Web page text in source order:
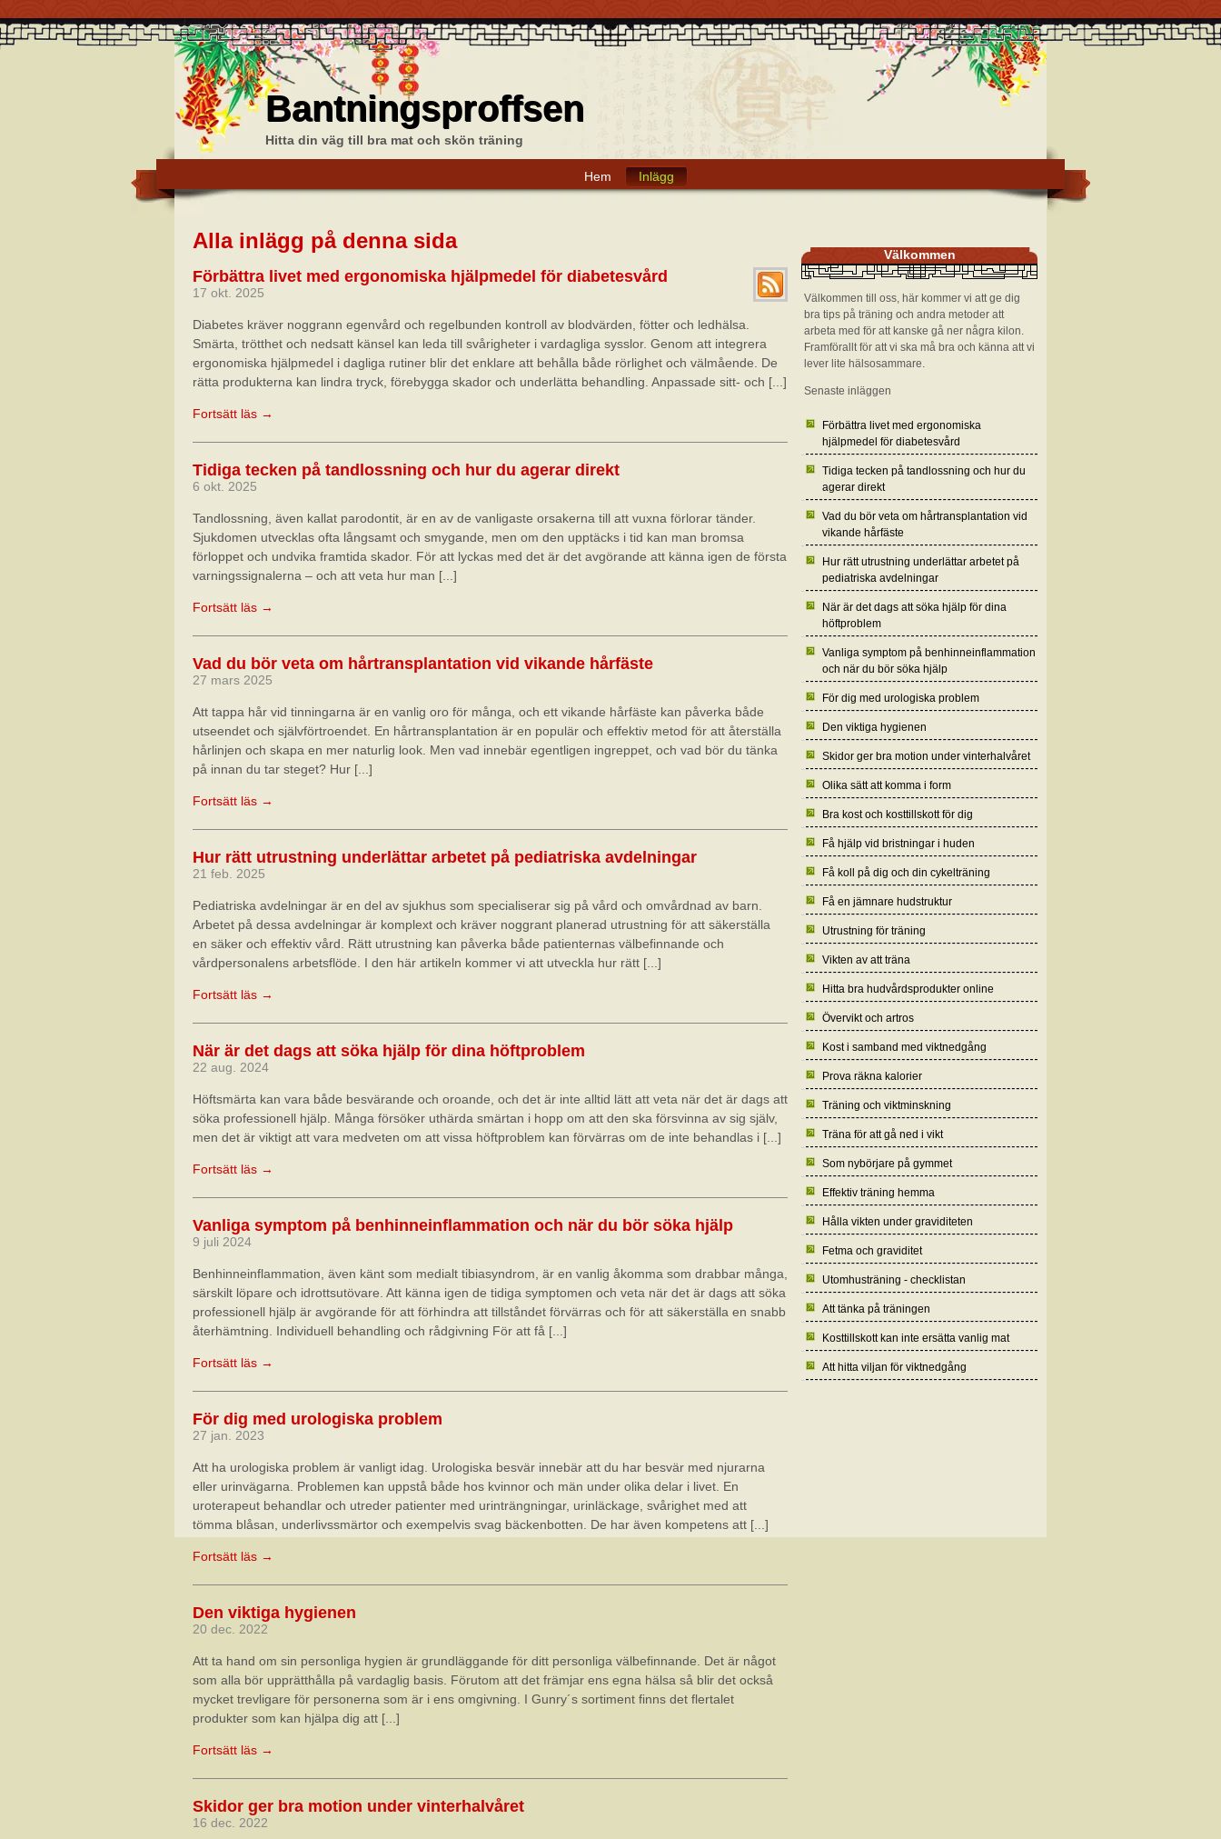
Bantningsproffsen
Hitta din väg till bra mat och skön träning
Hem Inlägg
Alla inlägg på denna sida
Förbättra livet med ergonomiska hjälpmedel för diabetesvård
17 okt. 2025
Diabetes kräver noggrann egenvård och regelbunden kontroll av blodvärden, fötter och ledhälsa.
Smärta, trötthet och nedsatt känsel kan leda till svårigheter i vardagliga sysslor. Genom att integrera
ergonomiska hjälpmedel i dagliga rutiner blir det enklare att behålla både rörlighet och välmående. De
rätta produkterna kan lindra tryck, förebygga skador och underlätta behandling. Anpassade sitt- och [...]
Fortsätt läs →
Tidiga tecken på tandlossning och hur du agerar direkt
6 okt. 2025
Tandlossning, även kallat parodontit, är en av de vanligaste orsakerna till att vuxna förlorar tänder.
Sjukdomen utvecklas ofta långsamt och smygande, men om den upptäcks i tid kan man bromsa
förloppet och undvika framtida skador. För att lyckas med det är det avgörande att känna igen de första
varningssignalerna – och att veta hur man [...]
Fortsätt läs →
Vad du bör veta om hårtransplantation vid vikande hårfäste
27 mars 2025
Att tappa hår vid tinningarna är en vanlig oro för många, och ett vikande hårfäste kan påverka både
utseendet och självförtroendet. En hårtransplantation är en populär och effektiv metod för att återställa
hårlinjen och skapa en mer naturlig look. Men vad innebär egentligen ingreppet, och vad bör du tänka
på innan du tar steget? Hur [...]
Fortsätt läs →
Hur rätt utrustning underlättar arbetet på pediatriska avdelningar
21 feb. 2025
Pediatriska avdelningar är en del av sjukhus som specialiserar sig på vård och omvårdnad av barn.
Arbetet på dessa avdelningar är komplext och kräver noggrant planerad utrustning för att säkerställa
en säker och effektiv vård. Rätt utrustning kan påverka både patienternas välbefinnande och
vårdpersonalens arbetsflöde. I den här artikeln kommer vi att utveckla hur rätt [...]
Fortsätt läs →
När är det dags att söka hjälp för dina höftproblem
22 aug. 2024
Höftsmärta kan vara både besvärande och oroande, och det är inte alltid lätt att veta när det är dags att
söka professionell hjälp. Många försöker uthärda smärtan i hopp om att den ska försvinna av sig själv,
men det är viktigt att vara medveten om att vissa höftproblem kan förvärras om de inte behandlas i [...]
Fortsätt läs →
Vanliga symptom på benhinneinflammation och när du bör söka hjälp
9 juli 2024
Benhinneinflammation, även känt som medialt tibiasyndrom, är en vanlig åkomma som drabbar många,
särskilt löpare och idrottsutövare. Att känna igen de tidiga symptomen och veta när det är dags att söka
professionell hjälp är avgörande för att förhindra att tillståndet förvärras och för att säkerställa en snabb
återhämtning. Individuell behandling och rådgivning För att få [...]
Fortsätt läs →
För dig med urologiska problem
27 jan. 2023
Att ha urologiska problem är vanligt idag. Urologiska besvär innebär att du har besvär med njurarna
eller urinvägarna. Problemen kan uppstå både hos kvinnor och män under olika delar i livet. En
uroterapeut behandlar och utreder patienter med urinträngningar, urinläckage, svårighet med att
tömma blåsan, underlivssmärtor och exempelvis svag bäckenbotten. De har även kompetens att [...]
Fortsätt läs →
Den viktiga hygienen
20 dec. 2022
Att ta hand om sin personliga hygien är grundläggande för ditt personliga välbefinnande. Det är något
som alla bör upprätthålla på vardaglig basis. Förutom att det främjar ens egna hälsa så blir det också
mycket trevligare för personerna som är i ens omgivning. I Gunry´s sortiment finns det flertalet
produkter som kan hjälpa dig att [...]
Fortsätt läs →
Skidor ger bra motion under vinterhalvåret
16 dec. 2022
Välkommen
Välkommen till oss, här kommer vi att ge dig
bra tips på träning och andra metoder att
arbeta med för att kanske gå ner några kilon.
Framförallt för att vi ska må bra och känna att vi
lever lite hälsosammare.
Senaste inläggen
Förbättra livet med ergonomiska
hjälpmedel för diabetesvård
Tidiga tecken på tandlossning och hur du
agerar direkt
Vad du bör veta om hårtransplantation vid
vikande hårfäste
Hur rätt utrustning underlättar arbetet på
pediatriska avdelningar
När är det dags att söka hjälp för dina
höftproblem
Vanliga symptom på benhinneinflammation
och när du bör söka hjälp
För dig med urologiska problem
Den viktiga hygienen
Skidor ger bra motion under vinterhalvåret
Olika sätt att komma i form
Bra kost och kosttillskott för dig
Få hjälp vid bristningar i huden
Få koll på dig och din cykelträning
Få en jämnare hudstruktur
Utrustning för träning
Vikten av att träna
Hitta bra hudvårdsprodukter online
Övervikt och artros
Kost i samband med viktnedgång
Prova räkna kalorier
Träning och viktminskning
Träna för att gå ned i vikt
Som nybörjare på gymmet
Effektiv träning hemma
Hålla vikten under graviditeten
Fetma och graviditet
Utomhusträning - checklistan
Att tänka på träningen
Kosttillskott kan inte ersätta vanlig mat
Att hitta viljan för viktnedgång